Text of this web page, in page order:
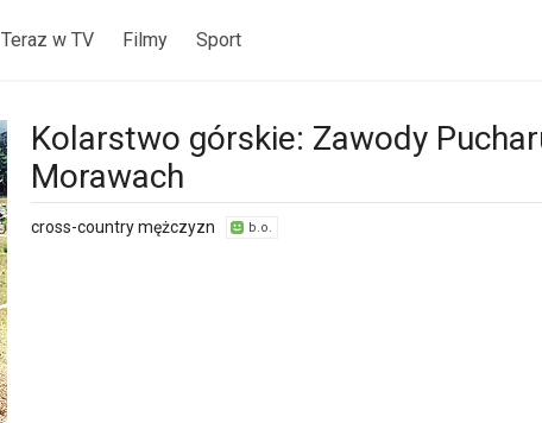
Teraz w TV Filmy Sport
Kolarstwo górskie: Zawody
Morawach
cross-country mężczyzn b.o.